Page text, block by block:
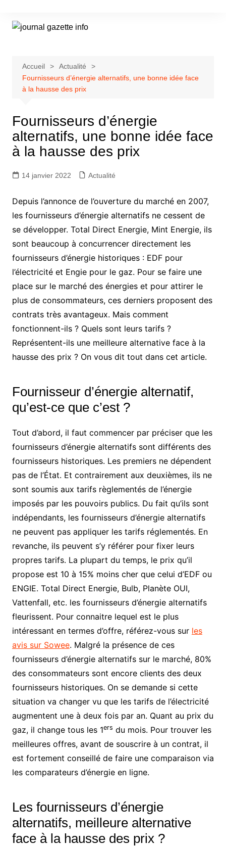
contenu
Accueil
Actualité
Fournisseurs d’énergie alternatifs, une bonne idée face
à la hausse des prix
Fournisseurs d’énergie
alternatifs, une bonne idée face
à la hausse des prix
14 janvier 2022 Actualité
Depuis l’annonce de l’ouverture du marché en 2007,
les fournisseurs d’énergie alternatifs ne cessent de
se développer. Total Direct Energie, Mint Energie, ils
sont beaucoup à concurrencer directement les
fournisseurs d’énergie historiques : EDF pour
l’électricité et Engie pour le gaz. Pour se faire une
place sur le marché des énergies et pour attirer le
plus de consommateurs, ces derniers proposent des
contrats très avantageux. Mais comment
fonctionnent-ils ? Quels sont leurs tarifs ?
Représentent-ils une meilleure alternative face à la
hausse des prix ? On vous dit tout dans cet article.
Fournisseur d’énergie alternatif,
qu’est-ce que c’est ?
Tout d’abord, il faut commencer par préciser que les
fournisseurs d’énergie alternatifs sont différents des
fournisseurs historiques. Les premiers ne dépendent
pas de l’État. Et contrairement aux deuxièmes, ils ne
sont soumis aux tarifs règlementés de l’énergie
imposés par les pouvoirs publics. Du fait qu’ils sont
indépendants, les fournisseurs d’énergie alternatifs
ne peuvent pas appliquer les tarifs réglementés. En
revanche, ils peuvent s’y référer pour fixer leurs
propres tarifs. La plupart du temps, le prix qu’il
propose est 10 à 15% moins cher que celui d’EDF ou
ENGIE. Total Direct Energie, Bulb, Planète OUI,
Vattenfall, etc. les fournisseurs d’énergie alternatifs
fleurissent. Pour connaitre lequel est le plus
intéressant en termes d’offre, référez-vous sur les
avis sur Sowee. Malgré la présence de ces
fournisseurs d’énergie alternatifs sur le marché, 80%
des consommateurs sont encore clients des deux
fournisseurs historiques. On se demande si cette
situation va changer vu que les tarifs de l’électricité
augmentent une à deux fois par an. Quant au prix du
gaz, il change tous les 1ers du mois. Pour trouver les
meilleures offres, avant de souscrire à un contrat, il
est fortement conseillé de faire une comparaison via
les comparateurs d’énergie en ligne.
Les fournisseurs d’énergie
alternatifs, meilleure alternative
face à la hausse des prix ?